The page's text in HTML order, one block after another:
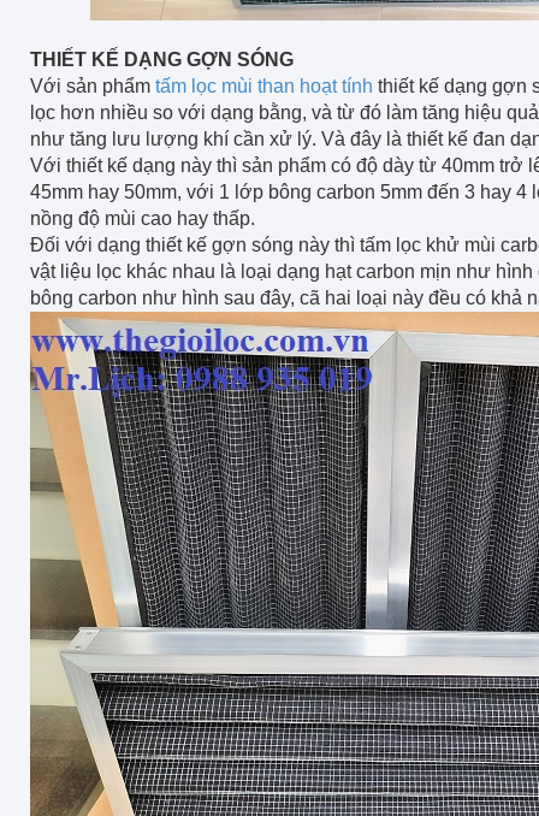
THIẾT KẾ DẠNG GỢN SÓNG
Với sản phẩm tấm lọc mùi than hoạt tính thiết kế dạng gợn
lọc hơn nhiều so với dạng bằng, và từ đó làm tăng hiệu
như tăng lưu lượng khí cần xử lý. Và đây là thiết kế đan
Với thiết kế dạng này thì sản phẩm có độ dày từ 40mm trở
45mm hay 50mm, với 1 lớp bông carbon 5mm đến 3 hay 4
nồng độ mùi cao hay thấp.
Đối với dạng thiết kế gợn sóng này thì tấm lọc khử mùi
vật liệu lọc khác nhau là loại dạng hạt carbon mịn như
bông carbon như hình sau đây, cã hai loại này đều có khả